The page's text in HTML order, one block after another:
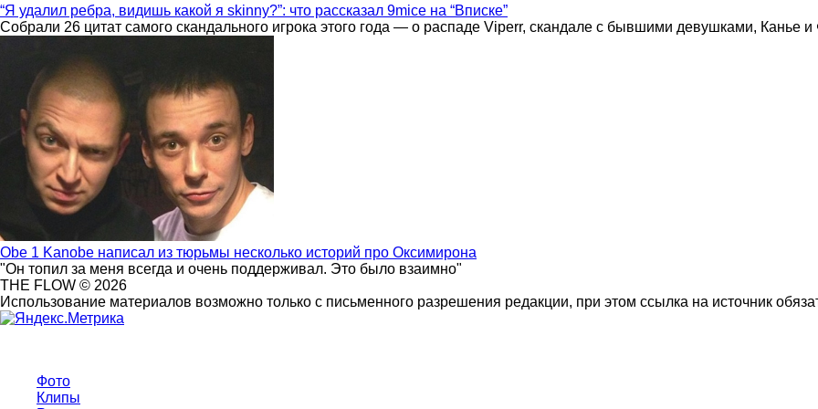
“Я удалил ребра, видишь какой я skinny?”: что рассказал 9mice на “Вписке”
Собрали 26 цитат самого скандального игрока этого года — о распаде Viperr, скандале с бывшими девушками, Канье
Obe 1 Kanobe написал из тюрьмы несколько историй про Оксимирона
"Он топил за меня всегда и очень поддерживал. Это было взаимно"
THE FLOW © 2026
Использование материалов возможно только с письменного разрешения редакции, при этом ссылка на источник
Фото
Клипы